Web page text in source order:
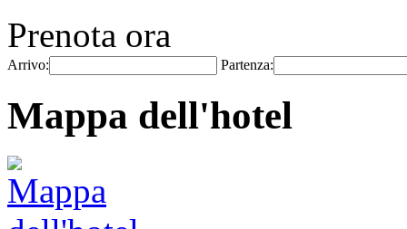
Prenota ora
Arrivo: Partenza:
Mappa dell'hotel